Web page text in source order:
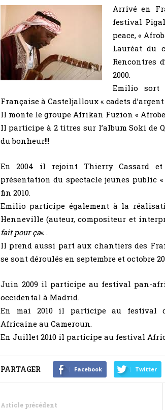
Arrivé en
festival
peace, «
Lauréat du
Rencontres
2000.
Emilio sort
Française à Casteljalloux « cadets
Il monte le groupe Afrikan Fuzion «
Il participe à 2 titres sur l’album Soki de
du bonheur!!!
En 2004 il rejoint Thierry Cassard
présentation du spectacle jeunes public
fin 2010.
Emilio participe également à la
Henneville (auteur, compositeur et
fait pour ça« .
Il prend aussi part aux chantiers des
se sont déroulés en septembre et octobre
Juin 2009 il participe au festival pan-
occidental à Madrid.
En mai 2010 il participe au festival
Africaine au Cameroun.
En Juillet 2010 il participe au festival
PARTAGER Facebook Twitter
Article précédent